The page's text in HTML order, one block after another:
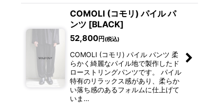
COMOLI (コモリ) パイル パ
ンツ [BLACK]
52,800円 (税込)
COMOLI (コモリ) パイル パンツ 柔
らかく綺麗なパイル地で製作したド
ローストリングパンツです。 パイル
特有のリラックス感があり、柔らか
い落ち感のあるフォルムに仕上げて
いま…